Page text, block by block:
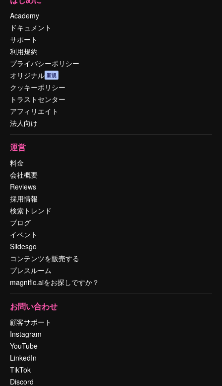
Academy
ドキュメント
サポート
利用規約
プライバシーポリシー
オリジナル 新規
クッキーポリシー
トラストセンター
アフィリエイト
法人向け
運営
料金
会社概要
Reviews
採用情報
検索トレンド
ブログ
イベント
Slidesgo
コンテンツを販売する
プレスルーム
magnific.aiをお探しですか？
お問い合わせ
顧客サポート
Instagram
YouTube
LinkedIn
TikTok
Discord